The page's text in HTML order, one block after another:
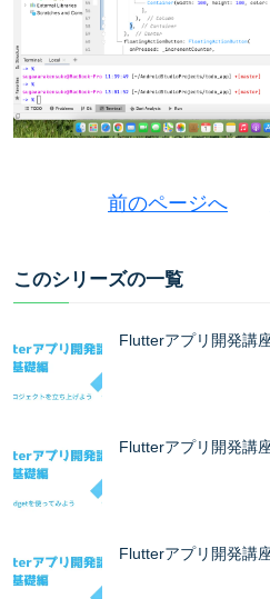
前のページへ
このシリーズの一覧
Flutterアプリ開発
Flutterアプリ開発
Flutterアプリ開発